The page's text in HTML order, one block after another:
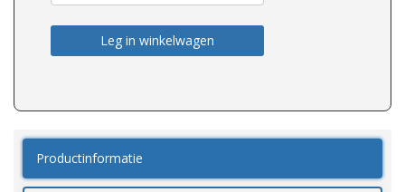
Leg in winkelwagen
Productinformatie